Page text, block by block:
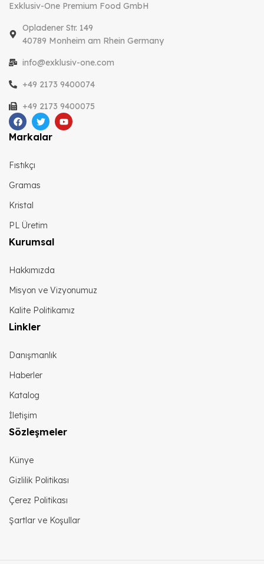
Exklusiv-One Premium Food GmbH
Opladener Str. 149
40789 Monheim am Rhein Germany
info@exklusiv-one.com
+49 2173 9400074
+49 2173 9400075
Markalar
Fıstıkçı
Gramas
Kristal
PL Üretim
Kurumsal
Hakkımızda
Misyon ve Vizyonumuz
Kalite Politikamız
Linkler
Danışmanlık
Haberler
Katalog
İletişim
Sözleşmeler
Künye
Gizlilik Politikası
Çerez Politikası
Şartlar ve Koşullar